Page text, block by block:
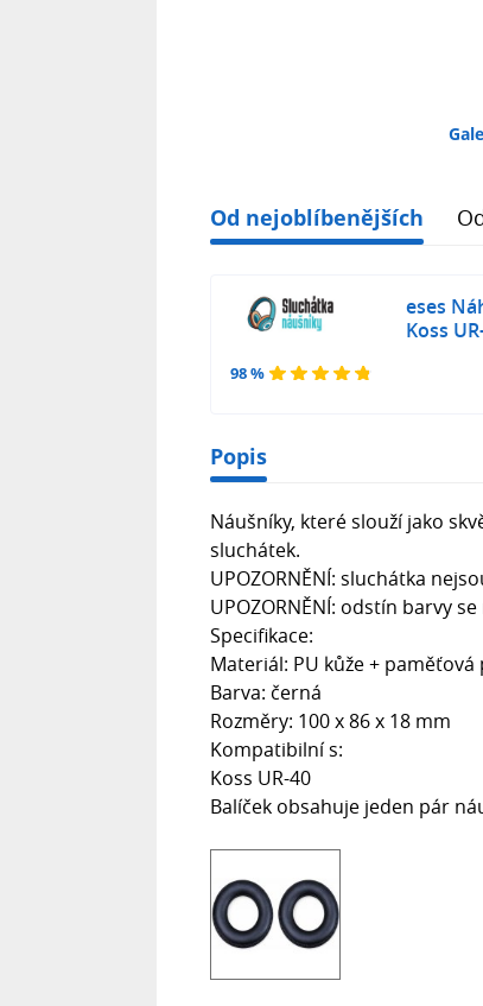
Od nejoblíbenějších
98 %
eses
Koss
Popis
Náušníky, které slouží jako
sluchátek.
UPOZORNĚNÍ: sluchátka
UPOZORNĚNÍ: odstín barvy
Specifikace:
Materiál: PU kůže + paměťová
Barva: černá
Rozměry: 100 x 86 x 18 mm
Kompatibilní s:
Koss UR-40
Balíček obsahuje jeden pár